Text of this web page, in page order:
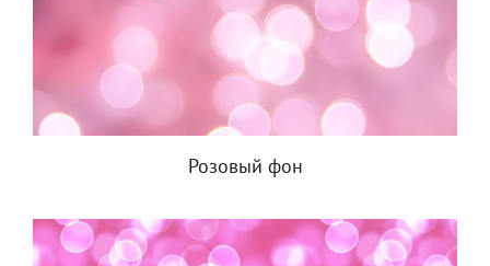
Розовый фон